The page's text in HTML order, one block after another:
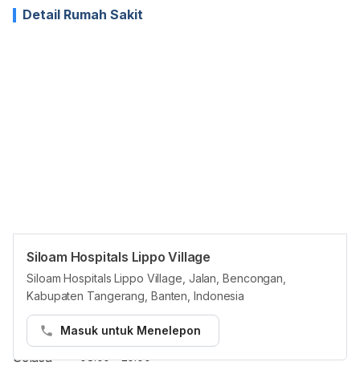
Detail Rumah Sakit
Siloam Hospitals Lippo Village
Siloam Hospitals Lippo Village, Jalan, Bencongan,
Kabupaten Tangerang, Banten, Indonesia
Masuk untuk Menelepon
Opening Hours
Jam Reguler
Senin 08:00 - 20:00
Selasa 08:00 - 20:00